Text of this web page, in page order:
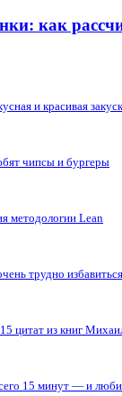
как
и красивая
чипсы и бургеры
методологии Lean
трудно избавиться
цитат из книг
15 минут — и